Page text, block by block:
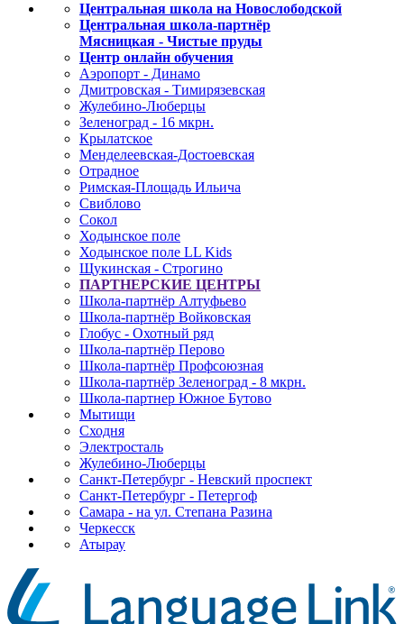
Центральная школа на Новослободской
Центральная школа-партнёр
Мясницкая - Чистые пруды
Центр онлайн обучения
Аэропорт - Динамо
Дмитровская - Тимирязевская
Жулебино-Люберцы
Зеленоград - 16 мкрн.
Крылатское
Менделеевская-Достоевская
Отрадное
Римская-Площадь Ильича
Свиблово
Сокол
Ходынское поле
Ходынское поле LL Kids
Щукинская - Строгино
ПАРТНЕРСКИЕ ЦЕНТРЫ
Школа-партнёр Алтуфьево
Школа-партнёр Войковская
Глобус - Охотный ряд
Школа-партнёр Перово
Школа-партнёр Профсоюзная
Школа-партнёр Зеленоград - 8 мкрн.
Школа-партнер Южное Бутово
Мытищи
Сходня
Электросталь
Жулебино-Люберцы
Санкт-Петербург - Невский проспект
Санкт-Петербург - Петергоф
Самара - на ул. Степана Разина
Черкесск
Атырау